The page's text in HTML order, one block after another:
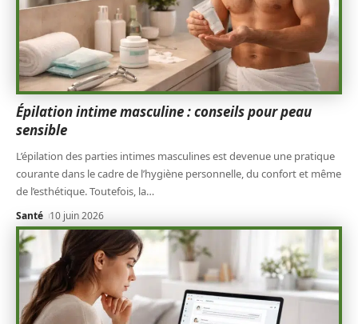
Épilation intime masculine : conseils pour peau
sensible
L’épilation des parties intimes masculines est devenue une pratique
courante dans le cadre de l’hygiène personnelle, du confort et même
de l’esthétique. Toutefois, la…
Santé 10 juin 2026